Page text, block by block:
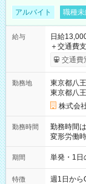
アルバイト 職種
給与
日給
＋交通費支給 ★交通費全額支給！ ┗案件により
いOK！
ンビニATM
交通費
勤務地
東京都八
東京都八
株式会
勤務時間
勤務時間
変形労働時間制
～21：00
期間 単発・1日
特徴
週1日から